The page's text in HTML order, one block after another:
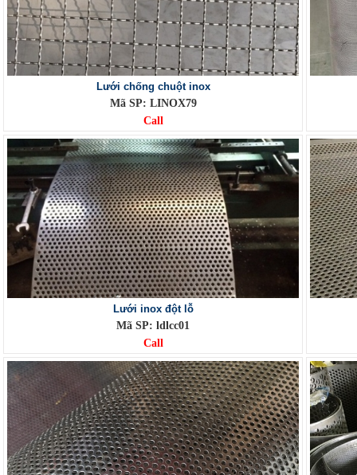
Lưới chống chuột inox
Mã SP: LINOX79
Call
Lưới inox đột lỗ
Mã SP: ldlcc01
Call